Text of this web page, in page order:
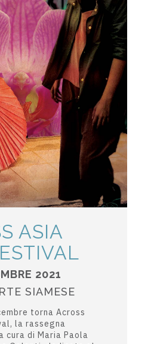
ASIA
2021
SIAMESE
torna Across
la rassegna
cura di Maria Paola